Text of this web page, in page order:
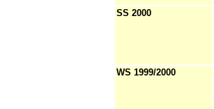
SS 2000
WS 1999/2000